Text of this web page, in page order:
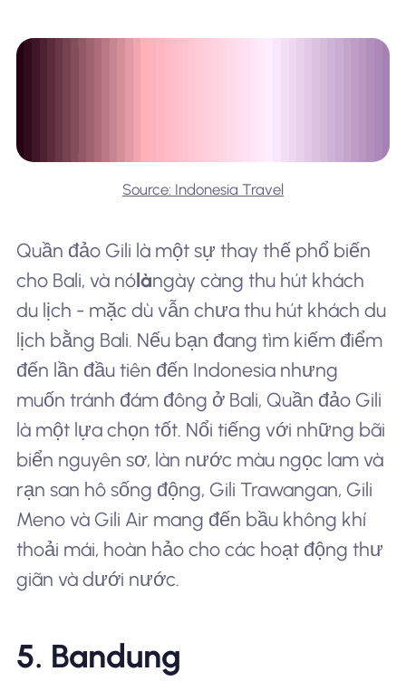
Source: Indonesia Travel
Quần đảo Gili là một sự thay thế phổ biến
cho Bali, và nólàngày càng thu hút khách
du lịch - mặc dù vẫn chưa thu hút khách du
lịch bằng Bali. Nếu bạn đang tìm kiếm điểm
đến lần đầu tiên đến Indonesia nhưng
muốn tránh đám đông ở Bali, Quần đảo Gili
là một lựa chọn tốt. Nổi tiếng với những bãi
biển nguyên sơ, làn nước màu ngọc lam và
rạn san hô sống động, Gili Trawangan, Gili
Meno và Gili Air mang đến bầu không khí
thoải mái, hoàn hảo cho các hoạt động thư
giãn và dưới nước.
5. Bandung